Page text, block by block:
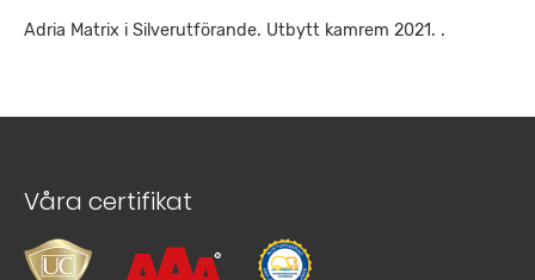
Adria Matrix i Silverutförande. Utbytt kamrem 2021. .
Våra certifikat